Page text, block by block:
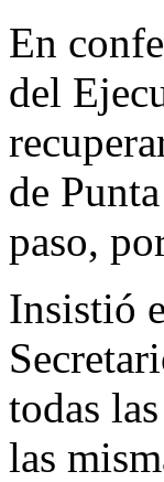
En
del
de
paso,
Insistió
todas
las